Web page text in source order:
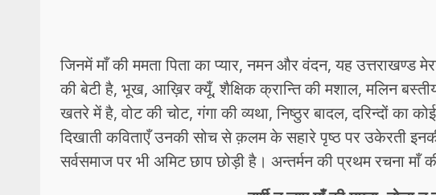
जिनमें माँ की ममता पिता का प्यार, नमन और वंदन, यह उत्तराखण्ड
की बेटी है, भूख, आख़िर क्यूँ, शैक्षिक क्रान्ति की मशाल, मलिन
खतरे में है, वोट की चोट, गंगा की व्यथा, निष्ठुर बादल, दरिन्दों का
दिखाती कविताएँ उनकी सोच से क़लम के सहारे पृष्ठ पर उकेरती
सर्वसमाज पर भी अमिट छाप छोड़ी है। अन्तर्मन की प्रथम रचना माँ